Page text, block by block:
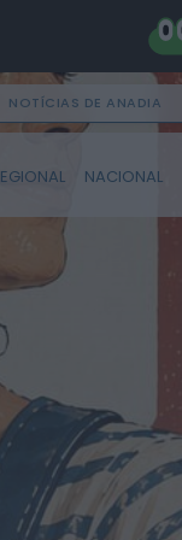
NOTÍCIAS DE ANADIA
NACIONAL